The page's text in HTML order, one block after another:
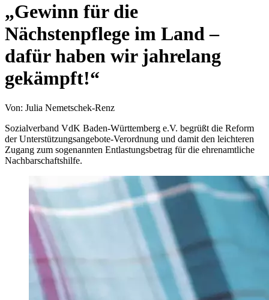
„Gewinn für die
Nächstenpflege im Land –
dafür haben wir jahrelang
gekämpft!“
Von: Julia Nemetschek-Renz
Sozialverband VdK Baden-Württemberg e.V. begrüßt die Reform
der Unterstützungsangebote-Verordnung und damit den leichteren
Zugang zum sogenannten Entlastungsbetrag für die ehrenamtliche
Nachbarschaftshilfe.